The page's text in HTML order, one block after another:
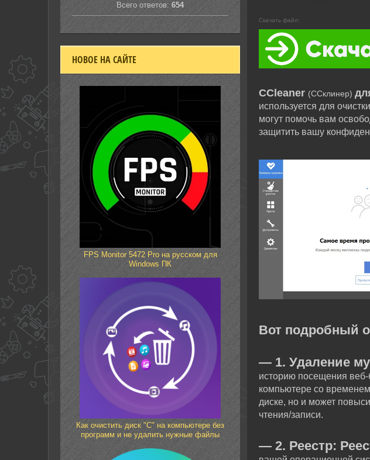
Скачать файл:
CCleaner (ССклинер)
используется для
могут помочь вам
защитить вашу
Вот подробный
— 1. Удаление
историю посещения
компьютере со
диске, но и может
чтения/записи.
— 2. Реестр:
Всего ответов:654
НОВОЕ НА САЙТЕ
FPS Monitor 5472 Pro на русском для
Windows ПК
Как очистить диск "С" на компьютере без
программ и не удалить нужные файлы